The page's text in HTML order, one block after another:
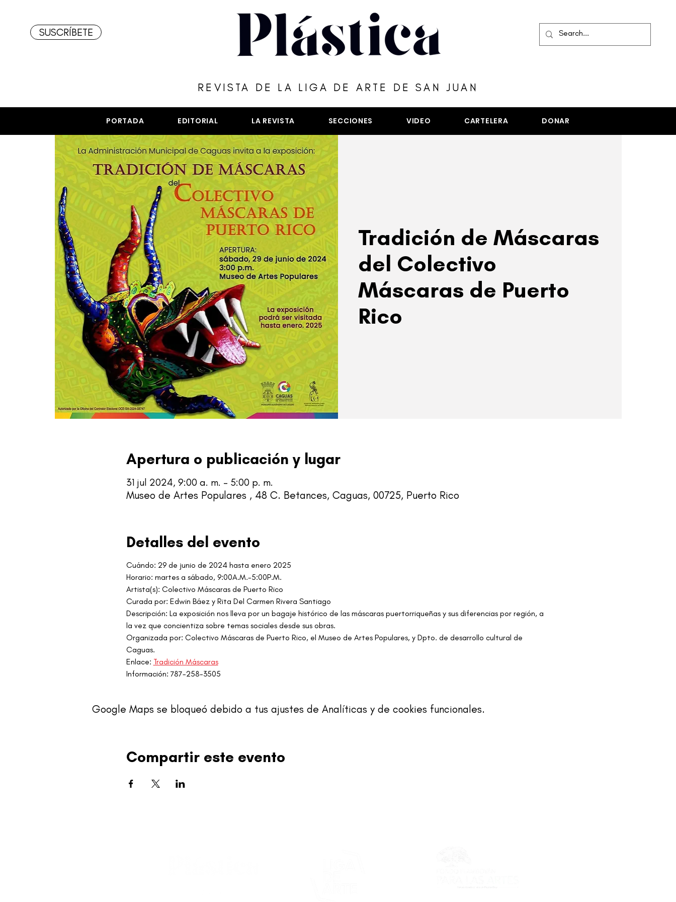
SUSCRÍBETE
REVISTA DE LA LIGA DE ARTE DE SAN JUAN
PORTADA EDITORIAL LA REVISTA SECCIONES VIDEO CARTELERA DONAR
Tradición de Máscaras
del Colectivo
Máscaras de Puerto
Rico
Apertura o publicación y lugar
31 jul 2024, 9:00 a. m. – 5:00 p. m.
Museo de Artes Populares , 48 C. Betances, Caguas, 00725, Puerto Rico
Detalles del evento
Cuándo: 29 de junio de 2024 hasta enero 2025
Horario: martes a sábado, 9:00A.M.-5:00P.M.
Artista(s): Colectivo Máscaras de Puerto Rico
Curada por: Edwin Báez y Rita Del Carmen Rivera Santiago
Descripción: La exposición nos lleva por un bagaje histórico de las máscaras puertorriqueñas y sus diferencias por región, a
la vez que concientiza sobre temas sociales desde sus obras.
Organizada por: Colectivo Máscaras de Puerto Rico, el Museo de Artes Populares, y Dpto. de desarrollo cultural de
Caguas.
Enlace: Tradición Máscaras
Información: 787-258-3505
Google Maps se bloqueó debido a tus ajustes de Analíticas y de cookies funcionales.
Compartir este evento